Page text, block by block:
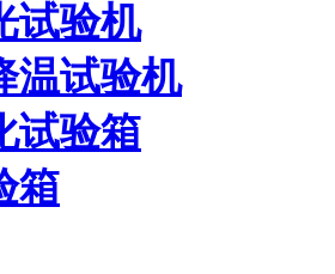
试验机
温试验机
试验箱
箱